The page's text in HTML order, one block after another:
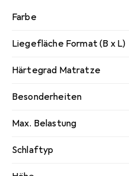
Farbe
Liegefläche Format (B x L)
Härtegrad Matratze
Besonderheiten
Max. Belastung
Schlaftyp